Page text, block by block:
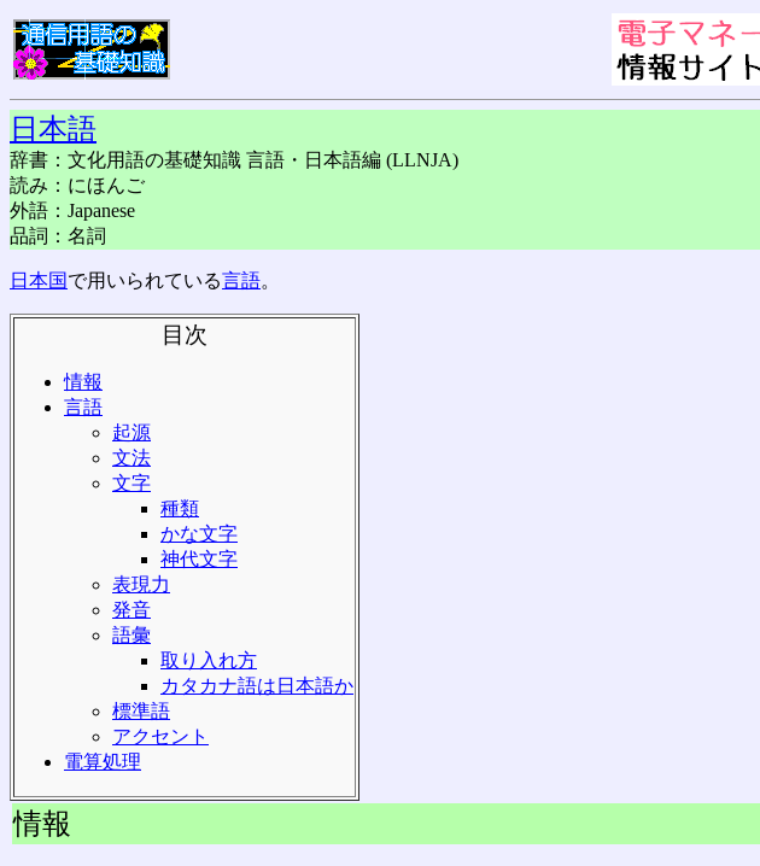
日本語
辞書：文化用語の基礎知識 言語・日本語編 (LLNJA)
読み：にほんご
外語：Japanese
品詞：名詞
日本国 で用いられている言語。
目次
情報
言語
起源
文法
文字
種類
かな文字
神代文字
表現力
発音
語彙
取り入れ方
カタカナ語は日本語か
標準語
アクセント
電算処理
情報